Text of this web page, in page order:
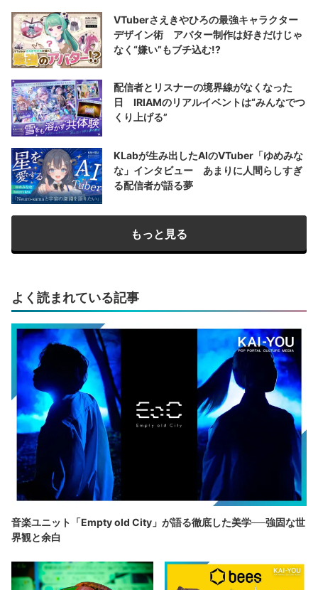
VTuberさえきやひろの最強キャラクター
デザイン術 アバター制作は好きだけじゃ
なく“嫌い”もブチ込む!?
配信者とリスナーの境界線がなくなった
日 IRIAMのリアルイベントは“みんなでつ
くり上げる”
KLabが生み出したAIのVTuber「ゆめみな
な」インタビュー あまりに人間らしすぎ
る配信者が語る夢
もっと見る
よく読まれている記事
音楽ユニット「Empty old City」が語る徹底した美学──強固な世
界観と余白